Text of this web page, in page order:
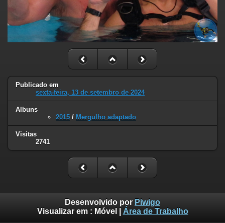
Publicado em
sexta-feira, 13 de setembro de 2024
Albuns
2015 / Mergulho adaptado
Visitas
2741
Desenvolvido por Piwigo
Visualizar em : Móvel Área de Trabalho